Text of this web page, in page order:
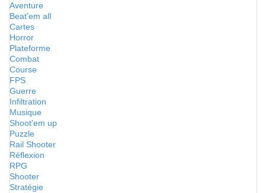
Aventure
Beat'em all
Cartes
Horror
Plateforme
Combat
Course
FPS
Guerre
Infiltration
Musique
Shoot'em up
Puzzle
Rail Shooter
Réflexion
RPG
Shooter
Stratégie